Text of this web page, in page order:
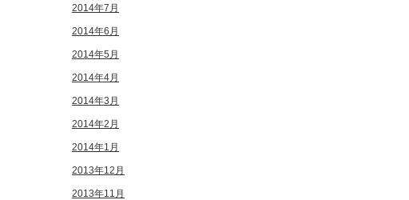
2014年7月
2014年6月
2014年5月
2014年4月
2014年3月
2014年2月
2014年1月
2013年12月
2013年11月